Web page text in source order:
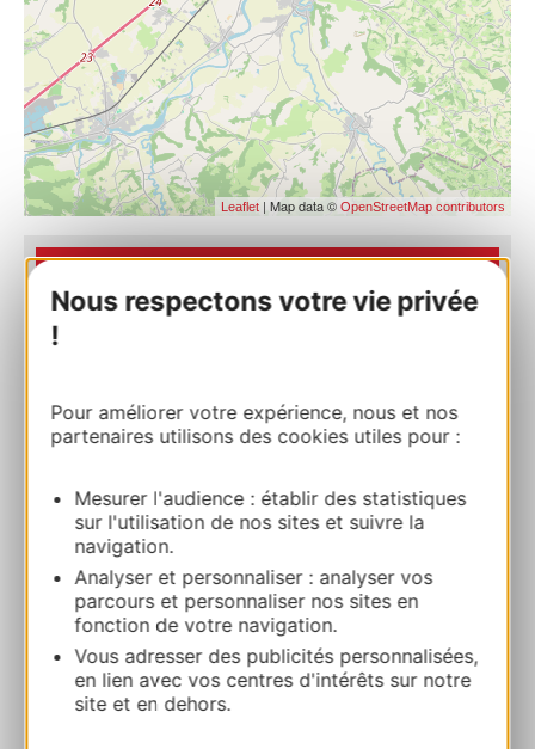
Nous respectons votre vie privée
!
Pour améliorer votre expérience, nous et nos
partenaires utilisons des cookies utiles pour :
Mesurer l'audience : établir des statistiques
sur l'utilisation de nos sites et suivre la
navigation.
Analyser et personnaliser : analyser vos
parcours et personnaliser nos sites en
fonction de votre navigation.
Vous adresser des publicités personnalisées,
en lien avec vos centres d'intérêts sur notre
site et en dehors.
Leaflet | Map data © OpenStreetMap contributors
1 Route du Plan d’Eau 31310 RIEUX
07 83 86 89 76
E-mail
Website